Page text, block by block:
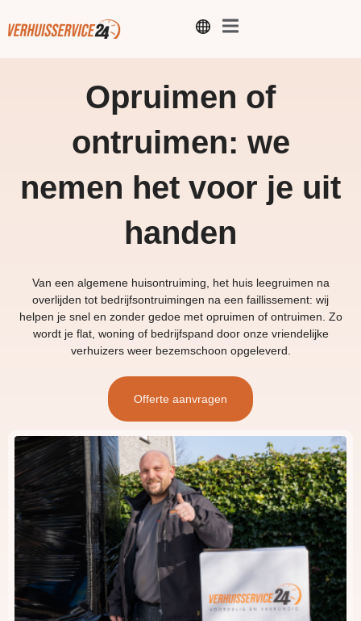
Opruimen of
ontruimen: we
nemen het voor je uit
handen
Van een algemene huisontruiming, het huis leegruimen na
overlijden tot bedrijfsontruimingen na een faillissement: wij
helpen je snel en zonder gedoe met opruimen of ontruimen. Zo
wordt je flat, woning of bedrijfspand door onze vriendelijke
verhuizers weer bezemschoon opgeleverd.
Offerte aanvragen